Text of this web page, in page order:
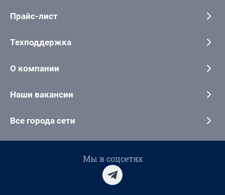
Прайс-лист
Техподдержка
О компании
Наши вакансии
Все города сети
Мы в соцсетях